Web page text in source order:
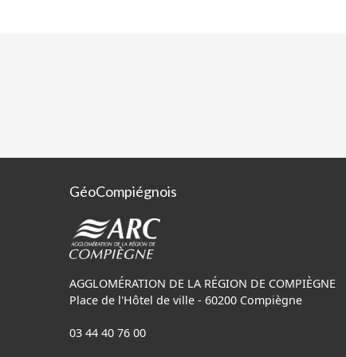
GéoCompiégnois
AGGLOMÉRATION DE LA RÉGION DE COMPIÈGNE
Place de l'Hôtel de ville - 60200 Compiègne
03 44 40 76 00